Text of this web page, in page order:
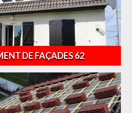
DE FAÇADES 62